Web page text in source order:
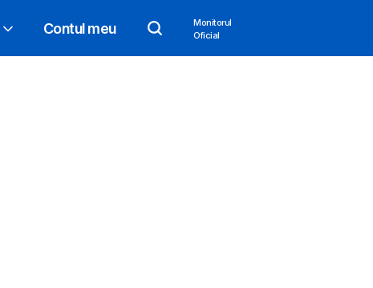
Contul meu
Monitorul
Oficial